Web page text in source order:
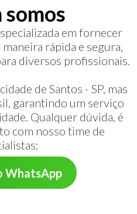
somos
em fornecer
rápida e segura,
diversos profissionais.
de Santos - SP, mas
garantindo um serviço
Qualquer dúvida, é
com nosso time de
WhatsApp